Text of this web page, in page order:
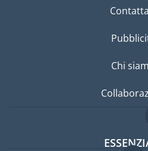
Chi